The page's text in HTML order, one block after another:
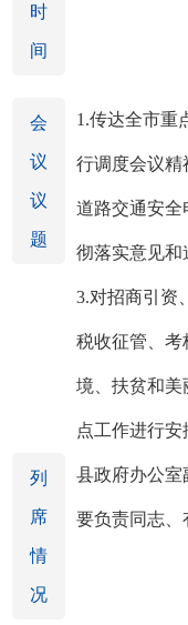
时
间
会
议
议
题
1.传达全市重
行调度会议精
道路交通安全
彻落实意见和
3.对招商引资
税收征管、考
境、扶贫和美
点工作进行安
列
席
情
况
县政府办公室
要负责同志、